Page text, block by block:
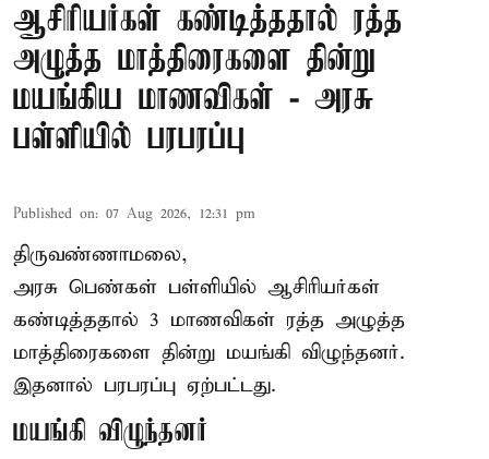
ஆசிரியர்கள் கண்டித்ததால் ரத்த
அழுத்த மாத்திரைகளை தின்று
மயங்கிய மாணவிகள் - அரசு
பள்ளியில் பரபரப்பு
Published on: 07 Aug 2026, 12:31 pm
திருவண்ணாமலை,
அரசு பெண்கள் பள்ளியில் ஆசிரியர்கள்
கண்டித்ததால் 3 மாணவிகள் ரத்த அழுத்த
மாத்திரைகளை தின்று மயங்கி விழுந்தனர்.
இதனால் பரபரப்பு ஏற்பட்டது.
மயங்கி விழுந்தனர்